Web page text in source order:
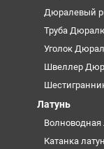
Дюралевый
Труба
Уголок
Швеллер
Латунь
Волноводная
Катанка